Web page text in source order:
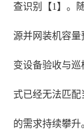
查识别【1】。
源并网装机容量
变设备验收与
式已经无法匹
的需求持续攀升